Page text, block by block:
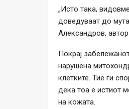
„Исто така,
доведуваат до
Александров, автор
Покрај
нарушена
клетките. Тие ги
дека тоа е истиот
на кожата.